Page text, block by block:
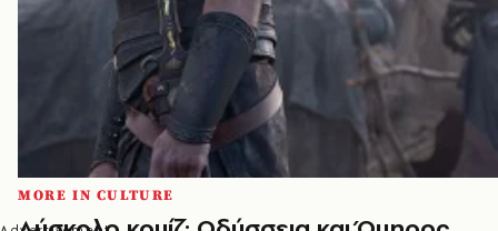
MORE IN CULTURE